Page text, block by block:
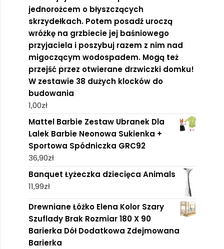
jednorożcem o błyszczących
skrzydełkach. Potem posadź uroczą
wróżkę na grzbiecie jej baśniowego
przyjaciela i poszybuj razem z nim nad
migoczącym wodospadem. Mogą też
przejść przez otwierane drzwiczki domku!
W zestawie 38 dużych klocków do
budowania
1,00zł
Mattel Barbie Zestaw Ubranek Dla
Lalek Barbie Neonowa Sukienka +
Sportowa Spódniczka GRC92
36,90zł
Banquet Łyżeczka dziecięca Animals
11,99zł
Drewniane Łóżko Elena Kolor Szary
Szuflady Brak Rozmiar 180 X 90
Barierka Dół Dodatkowa Zdejmowana
Barierka